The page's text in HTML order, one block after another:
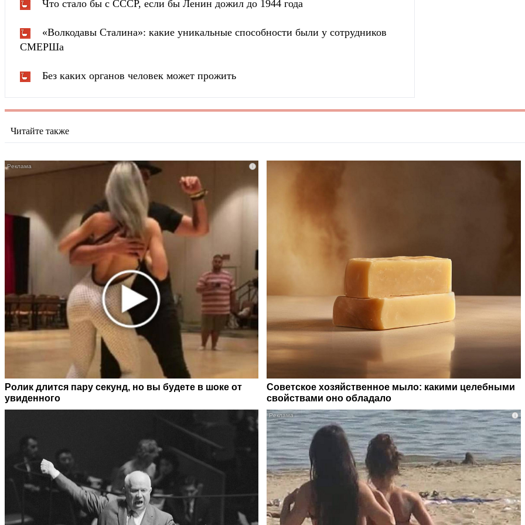
Что стало бы с СССР, если бы Ленин дожил до 1944 года
«Волкодавы Сталина»: какие уникальные способности были у сотрудников
СМЕРШа
Без каких органов человек может прожить
Читайте также
i
Ролик длится пару секунд, но вы будете в шоке от
увиденного
Советское хозяйственное мыло: какими целебными
свойствами оно обладало
i